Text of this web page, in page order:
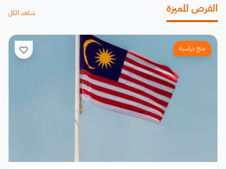
الفرص المميزة شاهد الكل
منح دراسية